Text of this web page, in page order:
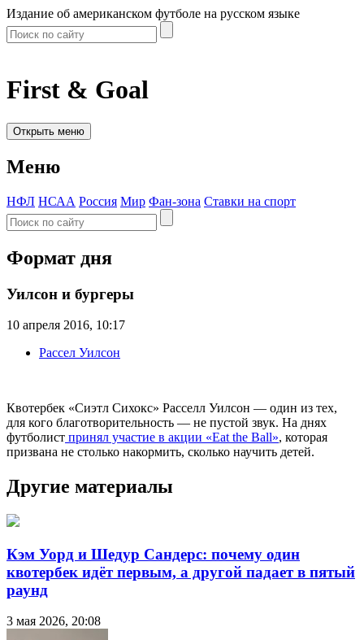
Издание об американском футболе на русском языке
First & Goal
Открыть меню
Меню
НФЛ НСАА Россия Мир Фан-зона Ставки на спорт
Формат дня
Уилсон и бургеры
10 апреля 2016, 10:17
Рассел Уилсон
Квотербек «Сиэтл Сихокс» Расселл Уилсон — один из тех,
для кого благотворительность — не пустой звук. На днях
футболист принял участие в акции «Eat the Ball», которая
призвана не столько накормить, сколько научить детей.
Другие материалы
Кэм Уорд и Шедур Сандерс: почему один
квотербек идёт первым, а другой падает в пятый
раунд
3 мая 2026, 20:08